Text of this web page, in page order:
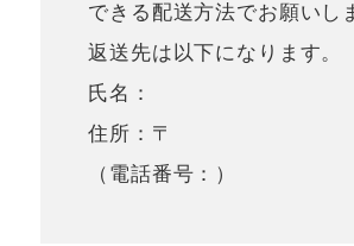
できる配送方法でお願いし
返送先は以下になります。
氏名：
住所：〒
（電話番号：）